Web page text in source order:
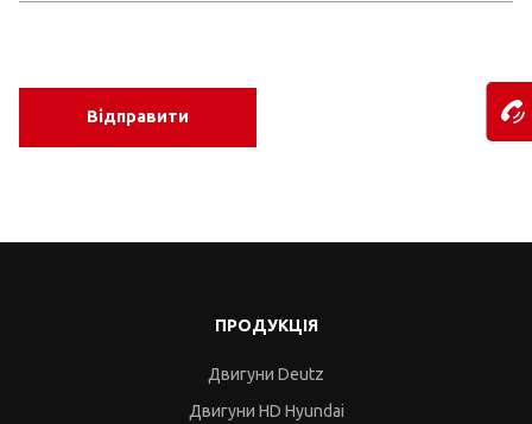
Відправити
ПРОДУКЦІЯ
Двигуни Deutz
Двигуни HD Hyundai